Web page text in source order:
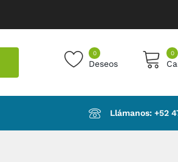
0
Deseos
0
No products in the cart.
Llámanos: ‪+52